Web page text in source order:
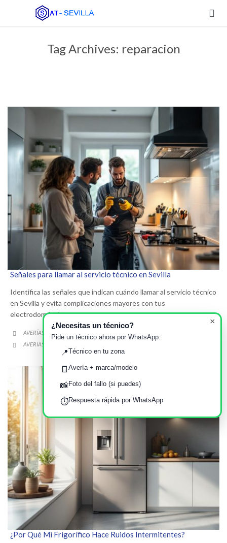

Tag Archives: reparacion
Señales para llamar al servicio técnico en Sevilla
Identifica las señales que indican cuándo llamar al servicio técnico
en Sevilla y evita complicaciones mayores con tus
electrodomésticos.
 CATEGORY
AVERÍAS FRECUENTES EN EL HOGAR
 CATEGORY
AVERIAS
¿Por Qué Mi Frigorífico Hace Ruidos Intermitentes?
×
¿Necesitas un técnico?
Pide un técnico ahora por WhatsApp:
📍Técnico en tu zona
🧾 Avería + marca/modelo
📸Foto del fallo (si puedes)
⏱️Respuesta rápida por WhatsApp